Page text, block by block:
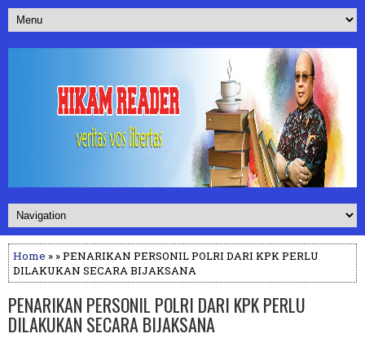
Home » » PENARIKAN PERSONIL POLRI DARI KPK PERLU
DILAKUKAN SECARA BIJAKSANA
PENARIKAN PERSONIL POLRI DARI KPK PERLU
DILAKUKAN SECARA BIJAKSANA